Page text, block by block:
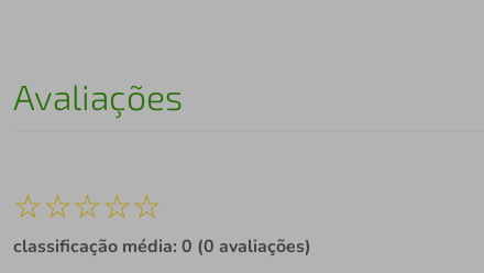
Avaliações
☆☆☆☆☆
classificação média: 0 (0 avaliações)